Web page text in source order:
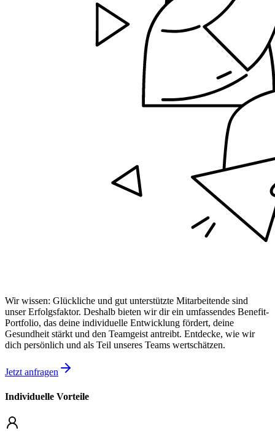
Wir wissen: Glückliche und gut unterstützte Mitarbeitende sind
unser Erfolgsfaktor. Deshalb bieten wir dir ein umfassendes Benefit-
Portfolio, das deine individuelle Entwicklung fördert, deine
Gesundheit stärkt und den Teamgeist antreibt. Entdecke, wie wir
dich persönlich und als Teil unseres Teams wertschätzen.
Jetzt anfragen
Individuelle Vorteile